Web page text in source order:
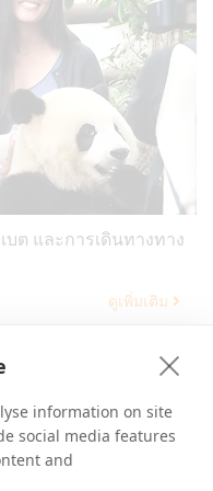
information on site
social media features
and
ต และการเดินทางทาง
ดูเพิ่มเติม
Dang Re, ลาซา, ทิเบต,